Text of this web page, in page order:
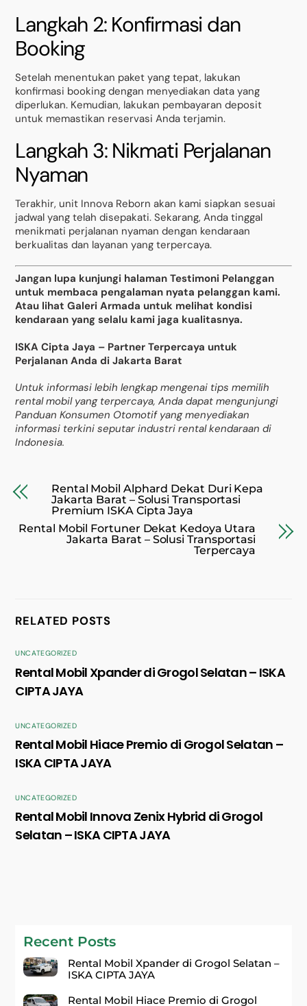
Langkah 2: Konfirmasi dan
Booking
Setelah menentukan paket yang tepat, lakukan
konfirmasi booking dengan menyediakan data yang
diperlukan. Kemudian, lakukan pembayaran deposit
untuk memastikan reservasi Anda terjamin.
Langkah 3: Nikmati Perjalanan
Nyaman
Terakhir, unit Innova Reborn akan kami siapkan sesuai
jadwal yang telah disepakati. Sekarang, Anda tinggal
menikmati perjalanan nyaman dengan kendaraan
berkualitas dan layanan yang terpercaya.
Jangan lupa kunjungi halaman Testimoni Pelanggan
untuk membaca pengalaman nyata pelanggan kami.
Atau lihat Galeri Armada untuk melihat kondisi
kendaraan yang selalu kami jaga kualitasnya.
ISKA Cipta Jaya – Partner Terpercaya untuk
Perjalanan Anda di Jakarta Barat
Untuk informasi lebih lengkap mengenai tips memilih
rental mobil yang terpercaya, Anda dapat mengunjungi
Panduan Konsumen Otomotif yang menyediakan
informasi terkini seputar industri rental kendaraan di
Indonesia.
Rental Mobil Alphard Dekat Duri Kepa
Jakarta Barat – Solusi Transportasi
Premium ISKA Cipta Jaya
Rental Mobil Fortuner Dekat Kedoya Utara
Jakarta Barat – Solusi Transportasi
Terpercaya
RELATED POSTS
UNCATEGORIZED
Rental Mobil Xpander di Grogol Selatan – ISKA
CIPTA JAYA
UNCATEGORIZED
Rental Mobil Hiace Premio di Grogol Selatan –
ISKA CIPTA JAYA
UNCATEGORIZED
Rental Mobil Innova Zenix Hybrid di Grogol
Selatan – ISKA CIPTA JAYA
Recent Posts
Rental Mobil Xpander di Grogol Selatan –
ISKA CIPTA JAYA
Rental Mobil Hiace Premio di Grogol